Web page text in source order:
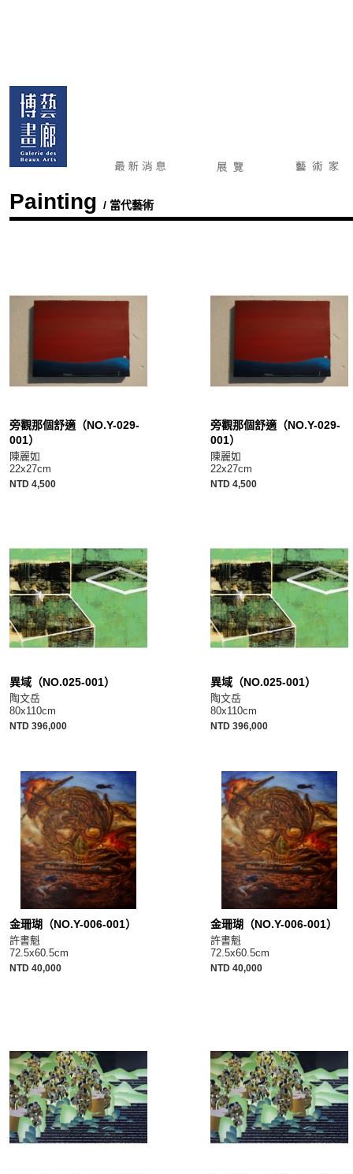
Painting / 當代藝術
旁觀那個舒適（NO.Y-029-
001）
陳麗如
22x27cm
NTD 4,500
旁觀那個舒適（NO.Y-029-
001）
陳麗如
22x27cm
NTD 4,500
異域（NO.025-001）
陶文岳
80x110cm
NTD 396,000
異域（NO.025-001）
陶文岳
80x110cm
NTD 396,000
金珊瑚（NO.Y-006-001）
許書魁
72.5x60.5cm
NTD 40,000
金珊瑚（NO.Y-006-001）
許書魁
72.5x60.5cm
NTD 40,000